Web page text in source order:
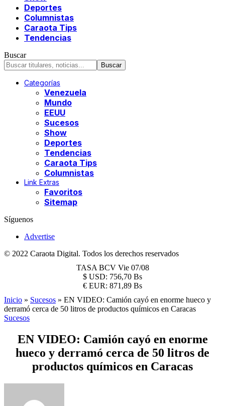
Deportes
Columnistas
Caraota Tips
Tendencias
Buscar
Categorías
Venezuela
Mundo
EEUU
Sucesos
Show
Deportes
Tendencias
Caraota Tips
Columnistas
Link Extras
Favoritos
Sitemap
Síguenos
Advertise
© 2022 Caraota Digital. Todos los derechos reservados
TASA BCV Vie 07/08
$ USD: 756,70 Bs
€ EUR: 871,89 Bs
Inicio » Sucesos » EN VIDEO: Camión cayó en enorme hueco y
derramó cerca de 50 litros de productos químicos en Caracas
Sucesos
EN VIDEO: Camión cayó en enorme
hueco y derramó cerca de 50 litros de
productos químicos en Caracas